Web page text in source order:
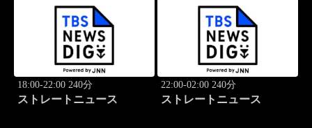
18:00-22:00 240分
ストレートニュース
22:00-02:00 240分
ストレートニュース